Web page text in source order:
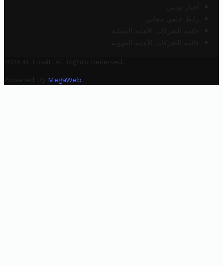
أخبار تونس
رابط خلفي مجاني
قائمة الشركات الأهلية المحلية
قائمة الشركات الأهلية الجهوية
2025 © Trovit. All Rights Reserved.
Powered By MegaWeb